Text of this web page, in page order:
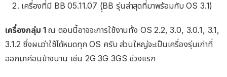
เครื่องที่มี BB 05.11.07 (ฺฺBB รุ่นล่าสุดที่มาพร้อมกับ OS 3.1)
เครื่องกลุ่ม 1ณ ตอนนี้อาจจะการใช้งานทั้ง OS 2.2, 3.0, 3.0.1, 3.1,
3.1.2 ซึ่งผมว่าใช้ได้หมดทุก OS ครับ ส่วนใหญ่จะเป็นเครื่องรุ่นเก่าที่
ออกมาค่อนข้างนาน เช่น 2G 3G 3GS ช่วงแรก